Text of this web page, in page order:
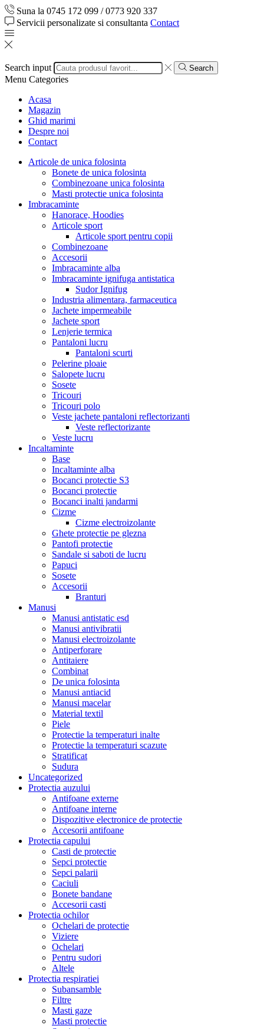
Suna la 0745 172 099 / 0773 920 337
Servicii personalizate si consultanta Contact
Search input Search
Menu Categories
Acasa
Magazin
Ghid marimi
Despre noi
Contact
Articole de unica folosinta
Bonete de unica folosinta
Combinezoane unica folosinta
Masti protectie unica folosinta
Imbracaminte
Hanorace, Hoodies
Articole sport
Articole sport pentru copii
Combinezoane
Accesorii
Imbracaminte alba
Imbracaminte ignifuga antistatica
Sudor Ignifug
Industria alimentara, farmaceutica
Jachete impermeabile
Jachete sport
Lenjerie termica
Pantaloni lucru
Pantaloni scurti
Pelerine ploaie
Salopete lucru
Sosete
Tricouri
Tricouri polo
Veste jachete pantaloni reflectorizanti
Veste reflectorizante
Veste lucru
Incaltaminte
Base
Incaltaminte alba
Bocanci protectie S3
Bocanci protectie
Bocanci inalti jandarmi
Cizme
Cizme electroizolante
Ghete protectie pe glezna
Pantofi protectie
Sandale si saboti de lucru
Papuci
Sosete
Accesorii
Branturi
Manusi
Manusi antistatic esd
Manusi antivibratii
Manusi electroizolante
Antiperforare
Antitaiere
Combinat
De unica folosinta
Manusi antiacid
Manusi macelar
Material textil
Piele
Protectie la temperaturi inalte
Protectie la temperaturi scazute
Stratificat
Sudura
Uncategorized
Protectia auzului
Antifoane externe
Antifoane interne
Dispozitive electronice de protectie
Accesorii antifoane
Protectia capului
Casti de protectie
Sepci protectie
Sepci palarii
Caciuli
Bonete bandane
Accesorii casti
Protectia ochilor
Ochelari de protectie
Viziere
Ochelari
Pentru sudori
Altele
Protectia respiratiei
Subansamble
Filtre
Masti gaze
Masti protectie